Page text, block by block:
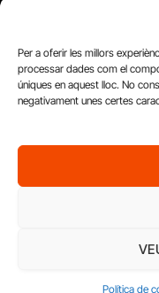
Per a oferir les millors
processar dades com el
úniques en aquest lloc. No
negativament unes certes
Política de